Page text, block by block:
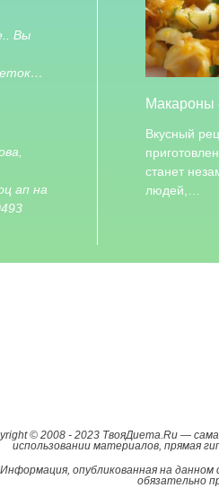
Вы
ап на
Макароны
Вкусный
станет
людей,…
© 2008 - 2023 ТвояДиета.Ru —
использовании материалов, прямая
Информация, опубликованная на
обязательно